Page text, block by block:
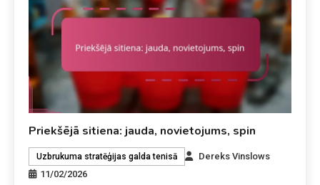
Priekšējā sitiena: jauda, novietojums, spin
Uzbrukuma stratēģijas galda tenisā
Dereks Vinslows
11/02/2026